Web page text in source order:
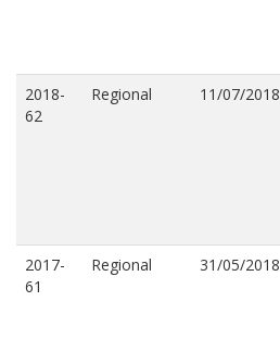
2018-
62
Regional 11/07/2018
2017-
61
Regional 31/05/2018